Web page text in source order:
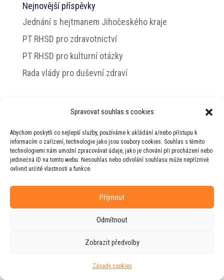
Spravovat souhlas s cookies
Abychom poskytli co nejlepší služby, používáme k ukládání a/nebo přístupu k
informacím o zařízení, technologie jako jsou soubory cookies. Souhlas s těmito
technologiemi nám umožní zpracovávat údaje, jako je chování při procházení nebo
jedinečná ID na tomto webu. Nesouhlas nebo odvolání souhlasu může nepříznivě
ovlivnit určité vlastnosti a funkce.
Příjmout
Odmítnout
Zobrazit předvolby
Zásady cookies
Nejnovější příspěvky
Jednání s hejtmanem Jihočeského kraje
PT RHSD pro zdravotnictví
PT RHSD pro kulturní otázky
Rada vlády pro duševní zdraví
Horeckého
Web vytvořila firmaRUDIve spolupráci s
agenturou